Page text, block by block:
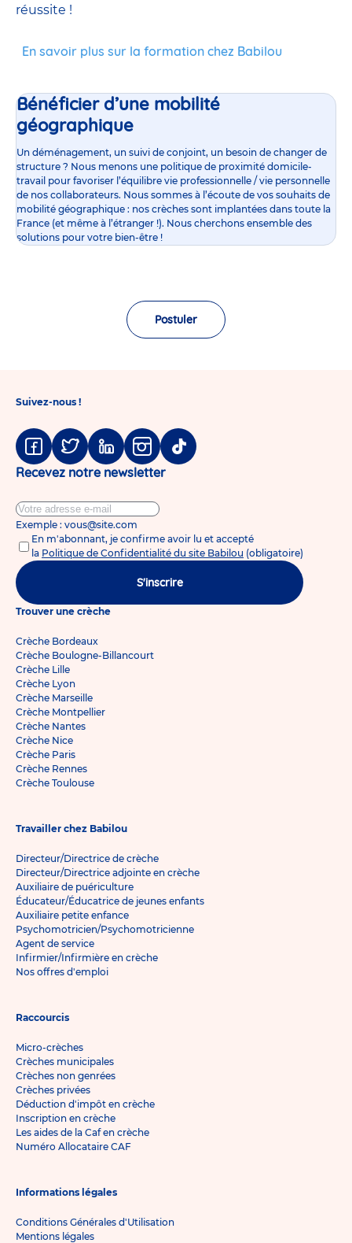
réussite !
En savoir plus sur la formation chez Babilou
Bénéficier d’une mobilité
géographique
Un déménagement, un suivi de conjoint, un besoin de changer de
structure ? Nous menons une politique de proximité domicile-
travail pour favoriser l’équilibre vie professionnelle / vie personnelle
de nos collaborateurs. Nous sommes à l’écoute de vos souhaits de
mobilité géographique : nos crèches sont implantées dans toute la
France (et même à l’étranger !). Nous cherchons ensemble des
solutions pour votre bien-être !
Postuler
Suivez-nous !
Facebook
TwitterLinkedinInstagram
Tiktok
Recevez notre newsletter
Exemple : vous@site.com
En m'abonnant, je confirme avoir lu et accepté
la Politique de Confidentialité du site Babilou (obligatoire)
S'inscrire
Trouver une crèche
Crèche Bordeaux
Crèche Boulogne-Billancourt
Crèche Lille
Crèche Lyon
Crèche Marseille
Crèche Montpellier
Crèche Nantes
Crèche Nice
Crèche Paris
Crèche Rennes
Crèche Toulouse
Travailler chez Babilou
Directeur/Directrice de crèche
Directeur/Directrice adjointe en crèche
Auxiliaire de puériculture
Éducateur/Éducatrice de jeunes enfants
Auxiliaire petite enfance
Psychomotricien/Psychomotricienne
Agent de service
Infirmier/Infirmière en crèche
Nos offres d'emploi
Raccourcis
Micro-crèches
Crèches municipales
Crèches non genrées
Crèches privées
Déduction d'impôt en crèche
Inscription en crèche
Les aides de la Caf en crèche
Numéro Allocataire CAF
Informations légales
Conditions Générales d'Utilisation
Mentions légales